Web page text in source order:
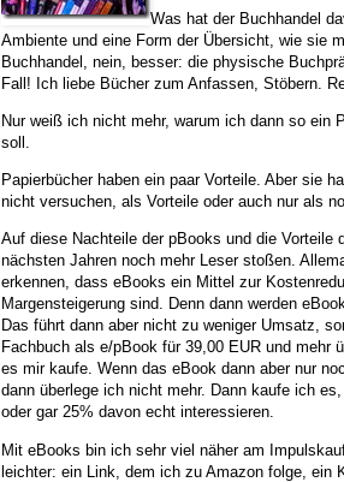
Was hat der Buchhandel
Ambiente und eine Form der Übersicht, wie sie
Buchhandel, nein, besser: die physische
Fall! Ich liebe Bücher zum Anfassen, Stöbern.
Nur weiß ich nicht mehr, warum ich dann so ein
soll.
Papierbücher haben ein paar Vorteile. Aber sie
nicht versuchen, als Vorteile oder auch nur als
Auf diese Nachteile der pBooks und die Vorteile
nächsten Jahren noch mehr Leser stoßen.
erkennen, dass eBooks ein Mittel zur
Margensteigerung sind. Denn dann werden
Das führt dann aber nicht zu weniger Umsatz,
Fachbuch als e/pBook für 39,00 EUR und mehr
es mir kaufe. Wenn das eBook dann aber nur
dann überlege ich nicht mehr. Dann kaufe ich
oder gar 25% davon echt interessieren.
Mit eBooks bin ich sehr viel näher am
leichter: ein Link, dem ich zu Amazon folge,